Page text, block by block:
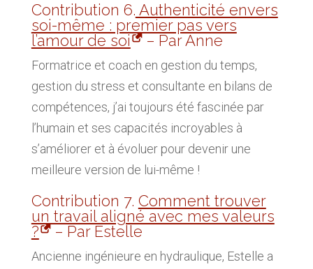
Contribution 6. Authenticité envers
soi-même : premier pas vers
l’amour de soi
– Par Anne
Formatrice et coach en gestion du temps,
gestion du stress et consultante en bilans de
compétences, j’ai toujours été fascinée par
l’humain et ses capacités incroyables à
s’améliorer et à évoluer pour devenir une
meilleure version de lui-même !
Contribution 7. Comment trouver
un travail aligné avec mes valeurs
?
– Par Estelle
Ancienne ingénieure en hydraulique, Estelle a